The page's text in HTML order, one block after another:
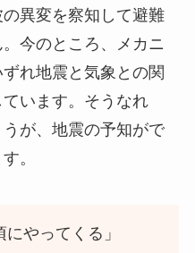
異変を察知して避難
今のところ、メカニ
れ地震と気象との関
います。そうなれ
が、地震の予知がで
。
にやってくる」